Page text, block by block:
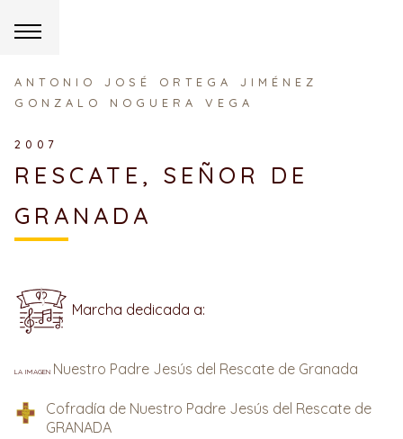
ANTONIO JOSÉ ORTEGA JIMÉNEZ
GONZALO NOGUERA VEGA
2007
RESCATE, SEÑOR DE
GRANADA
Marcha dedicada a:
la imagen Nuestro Padre Jesús del Rescate de Granada
Cofradía de Nuestro Padre Jesús del Rescate de
GRANADA